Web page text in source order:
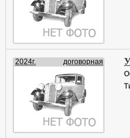
2024г. договорная